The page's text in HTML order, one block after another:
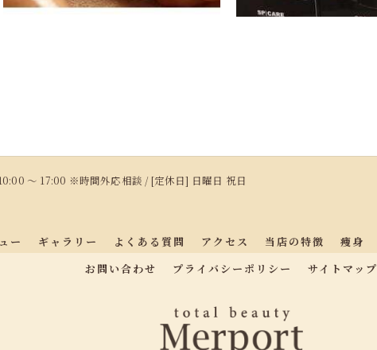
〜 17:00 ※時間外応相談 / [定休日] 日曜日 祝日
ー ギャラリー よくある質問 アクセス 当店の特徴 痩身
お問い合わせ
プライバシーポリシー サイトマップ